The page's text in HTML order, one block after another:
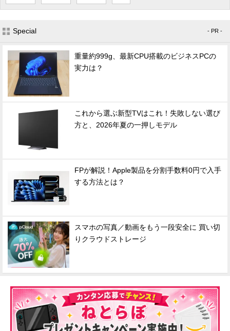
Special - PR -
重量約999g、最新CPU搭載のビジネスPCの
実力は？
これから選ぶ新型TVはこれ！失敗しない選び
方と、2026年夏の一押しモデル
FPが解説！Apple製品を分割手数料0円で入手
する方法とは？
スマホの写真／動画をもう一段安全に 買い切
りクラウドストレージ